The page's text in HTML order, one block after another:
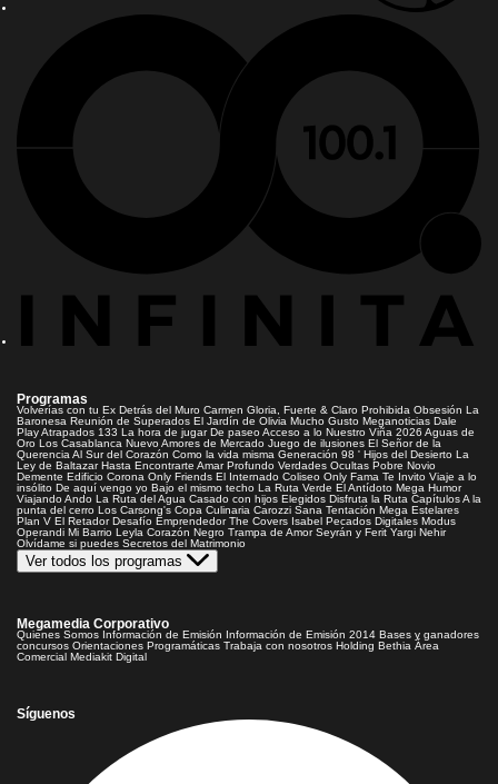
Programas
Volverías con tu Ex Detrás del Muro Carmen Gloria, Fuerte & Claro Prohibida Obsesión La
Baronesa Reunión de Superados El Jardín de Olivia Mucho Gusto Meganoticias Dale
PlayAtrapados 133 La hora de jugar De paseoAcceso a lo Nuestro Viña 2026 Aguas de
Oro Los Casablanca Nuevo Amores de Mercado Juego de ilusiones El Señor de la
Querencia Al Sur del Corazón Como la vida misma Generación 98 ' Hijos del Desierto La
Ley de Baltazar Hasta Encontrarte Amar Profundo Verdades Ocultas Pobre Novio
Demente Edificio Corona Only Friends El Internado Coliseo Only Fama Te Invito Viaje a lo
insólito De aquí vengo yo Bajo el mismo techo La Ruta Verde El Antídoto Mega Humor
Viajando Ando La Ruta del Agua Casado con hijos Elegidos Disfruta la Ruta CapítulosA la
punta del cerro Los Carsong's Copa Culinaria Carozzi Sana Tentación Mega Estelares
Plan V El Retador Desafío Emprendedor The Covers Isabel Pecados Digitales Modus
Operandi Mi Barrio Leyla Corazón Negro Trampa de Amor Seyrán y Ferit Yargi Nehir
Olvídame si puedes Secretos del Matrimonio
Ver todos los programas
Megamedia Corporativo
Quienes Somos Información de Emisión Información de Emisión 2014 Bases y ganadores
concursos Orientaciones Programáticas Trabaja con nosotros Holding Bethia Área
Comercial Mediakit Digital
Síguenos